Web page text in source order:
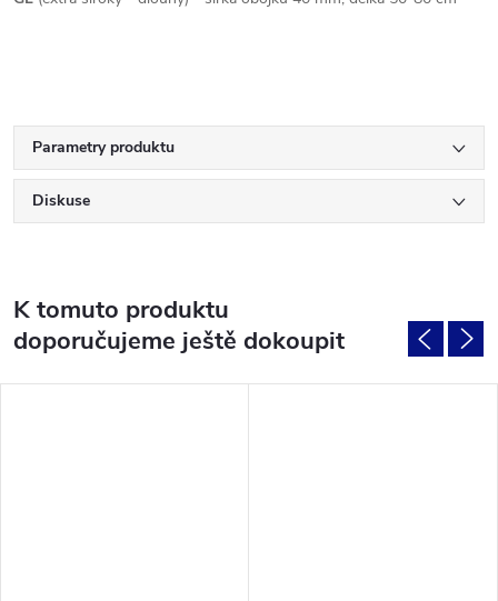
Parametry produktu
Diskuse
K tomuto produktu
doporučujeme ještě dokoupit